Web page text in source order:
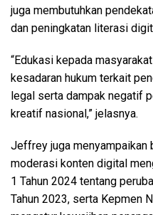
juga membutuhkan
dan peningkatan literasi
“Edukasi kepada
kesadaran hukum terkait
legal serta dampak negatif
kreatif nasional,” jelasnya.
Jeffrey juga menyampaikan
moderasi konten digital
1 Tahun 2024 tentang
Tahun 2023, serta Kepmen